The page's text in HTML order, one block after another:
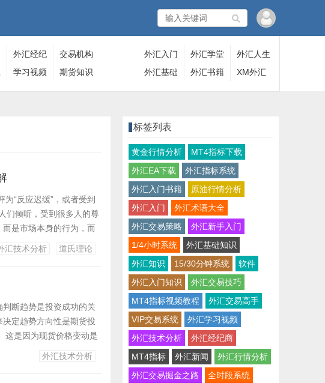
外汇经纪
商
交易机构
学习视频 期货知识
外汇入门 外汇学堂
外汇人生
外汇基础
外汇书籍 XM外汇
“反应迟缓”，或者受到
们倾听，受到很多人的尊
是市场本身的行为，而
于股票市场，但与其他
汇技术分析 道氏理论
断趋势是投资成功的关
定趋势方向性是期货投
是因为现货价格变动是
货价格变动，形成了期货
外汇技术分析
标签列表
黄金行情分析
MT4指标下载
外汇EA下载
外汇指标系统
外汇入门书籍
原油行情分析
外汇入门
外汇术语大全
外汇交易策略
外汇新手入门
1/4小时系统
外汇基础知识
外汇知识
15/30分钟系统
软件
外汇入门知识
外汇交易技巧
MT4指标视频教程
外汇交易高手
VIP交易系统
外汇学习视频
外汇技术分析
外汇经纪商
MT4指标
外汇新闻
外汇行情分析
外汇交易掘金之路
全时段系统